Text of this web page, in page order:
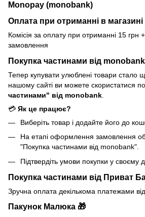
Monopay (monobank)
Оплата при отриманні в магазині
Комісія за оплату при отриманні 15 грн
замовлення
Покупка частинами від monobank
Тепер купувати улюблені товари стало
нашому сайті ви можете скористатися
частинами" від monobank
💳 Як це працює?
Виберіть товар і додайте його до
На етапі оформлення замовлення
"Покупка частинами від monobank".
Підтвердіть умови покупки у своєму
Покупка частинами від Приват
Зручна оплата декількома платежами
Пакунок Малюка 🎁